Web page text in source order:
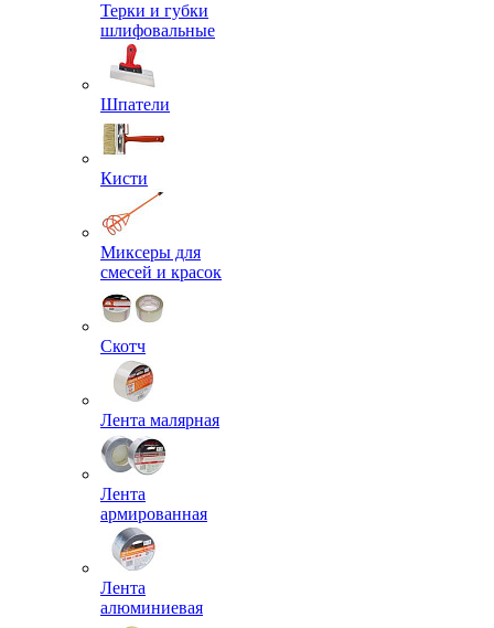
Терки и губки
шлифовальные
Шпатели
Кисти
Миксеры для
смесей и красок
Скотч
Лента малярная
Лента
армированная
Лента
алюминиевая